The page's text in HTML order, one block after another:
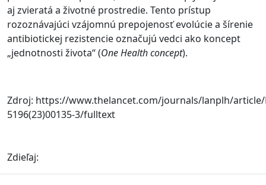
aj zvieratá a životné prostredie. Tento prístup
rozoznávajúci vzájomnú prepojenosť evolúcie a šírenie
antibiotickej rezistencie označujú vedci ako koncept
„jednotnosti života“ (One Health concept).
Zdroj: https://www.thelancet.com/journals/lanplh/article/
5196(23)00135-3/fulltext
Zdieľaj: